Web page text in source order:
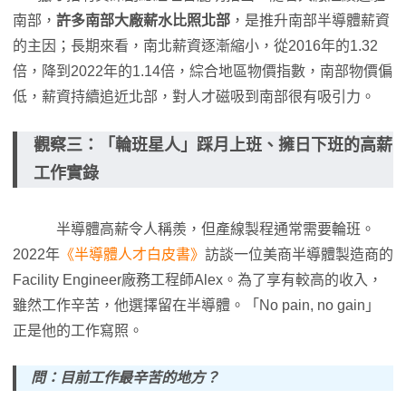
南部， 許多南部大廠薪水比照北部 ，是推升南部半導體薪資
的主因；長期來看，南北薪資逐漸縮小，從2016年的1.32
倍，降到2022年的1.14倍，綜合地區物價指數，南部物價偏
低，薪資持續追近北部，對人才磁吸到南部很有吸引力。
觀察三：「輪班星人」踩月上班、擁日下班的高薪
工作實錄
半導體高薪令人稱羨，但產線製程通常需要輪班。
2022年 《半導體人才白皮書》 訪談一位美商半導體製造商的
Facility Engineer廠務工程師Alex。為了享有較高的收入，
雖然工作辛苦，他選擇留在半導體。「No pain, no gain」
正是他的工作寫照。
問：目前工作最辛苦的地方？